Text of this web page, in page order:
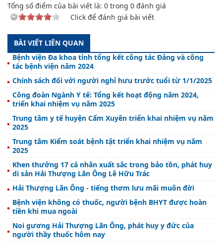
Tổng số điểm của bài viết là: 0 trong 0 đánh giá
Click để đánh giá bài viết
BÀI VIẾT LIÊN QUAN
Bệnh viện Đa khoa tỉnh tổng kết công tác Đảng và công
tác bệnh viện năm 2024
Chính sách đối với người nghỉ hưu trước tuổi từ 1/1/2025
Công đoàn Ngành Y tế: Tổng kết hoạt động năm 2024,
triển khai nhiệm vụ năm 2025
Trung tâm y tế huyện Cẩm Xuyên triển khai nhiệm vụ năm
2025
Trung tâm Kiểm soát bệnh tật triển khai nhiệm vụ năm
2025
Khen thưởng 17 cá nhân xuất sắc trong bảo tồn, phát huy
di sản Hải Thượng Lãn Ông Lê Hữu Trác
Hải Thượng Lãn Ông - tiếng thơm lưu mãi muôn đời
Bệnh viện không có thuốc, người bệnh BHYT được hoàn
tiền khi mua ngoài
Noi gương Hải Thượng Lãn Ông, phát huy y đức của
người thầy thuốc hôm nay